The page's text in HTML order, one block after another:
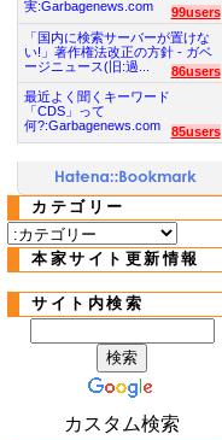
実:Garbagenews.com
99users
「国内に検索サーバーが置けな
い!」著作権法改正の方針 - ガベ
ージニュース(旧:過...
86users
最近よく聞くキーワード
「CDS」って
何?:Garbagenews.com
85users
カテゴリー
本家サイト更新情報
サイト内検索
カスタム検索